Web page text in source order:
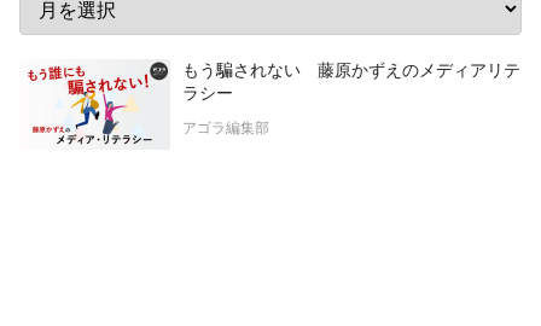
もう騙されない 藤原かずえのメディアリテ
ラシー
アゴラ編集部